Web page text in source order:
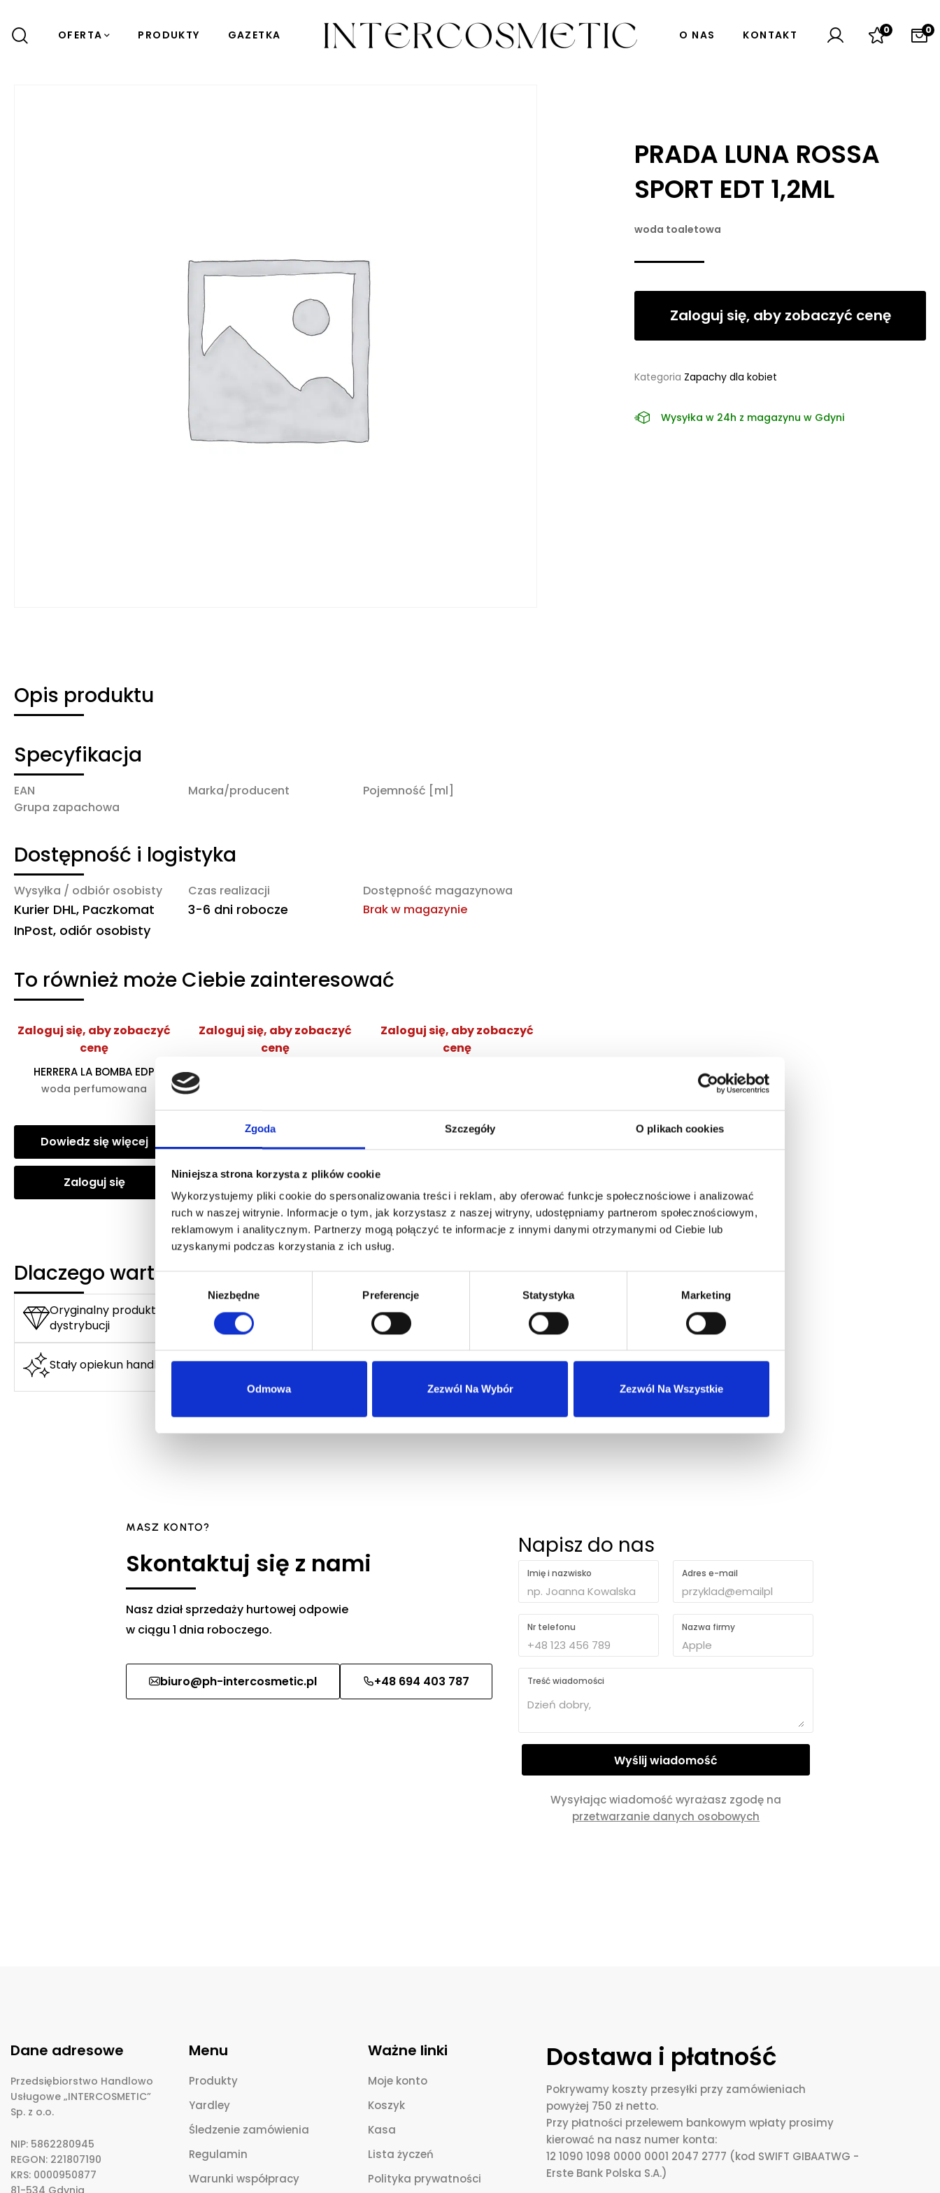
Zgoda Szczegóły O plikach cookies
Niniejsza strona korzysta z plików cookie
Wykorzystujemy pliki cookie do spersonalizowania treści i reklam, aby oferować funkcje społecznościowe i analizować
ruch w naszej witrynie. Informacje o tym, jak korzystasz z naszej witryny, udostępniamy partnerom społecznościowym,
reklamowym i analitycznym. Partnerzy mogą połączyć te informacje z innymi danymi otrzymanymi od Ciebie lub
uzyskanymi podczas korzystania z ich usług.
zgody
Niezbędne Preferencje Statystyka Marketing
Odmowa Zezwól Na Wybór Zezwól Na Wszystkie
OFERTA PRODUKTY GAZETKA O NAS KONTAKT 0 0
Opis produktu
Specyfikacja
EAN Marka/producent
Pojemność [ml]
Grupa zapachowa
Dostępność i logistyka
Wysyłka / odbiór osobisty
Kurier DHL, Paczkomat
InPost, odiór osobisty
Czas realizacji
3-6 dni robocze
Dostępność magazynowa
Brak w magazynie
To również może Ciebie zainteresować
Zaloguj się, aby zobaczyć
cenę
HERRERA LA BOMBA EDP
woda perfumowana
Dowiedz się więcej
Zaloguj się
Zaloguj się, aby zobaczyć
cenę
Zaloguj się
Zaloguj się, aby zobaczyć
cenę
Zaloguj się
Dlaczego warto?
Oryginalny produkt z autoryzowanej
dystrybucji
Wysyłka 24h z magazynu w Polsce
Stały opiekun handlowy Szybka obsługa zwrotów i reklamacji
PRADA LUNA ROSSA
SPORT EDT 1,2ML
woda toaletowa
Zaloguj się, aby zobaczyć cenę
Kategoria Zapachy dla kobiet
Wysyłka w 24h z magazynu w Gdyni
MASZ KONTO?
Skontaktuj się z nami
Nasz dział sprzedaży hurtowej odpowie
w ciągu 1 dnia roboczego.
biuro@ph-intercosmetic.pl +48 694 403 787
Napisz do nas
Imię i nazwisko Adres e-mail
Nr telefonu Nazwa firmy
Treść wiadomości
Wysyłając wiadomość wyrażasz zgodę na
przetwarzanie danych osobowych
Dane adresowe
Przedsiębiorstwo Handlowo
Usługowe „INTERCOSMETIC”
Sp. z o.o.
NIP: 5862280945
REGON: 221807190
KRS: 0000950877
81-534 Gdynia
Menu
Produkty
Yardley
Śledzenie zamówienia
Regulamin
Warunki współpracy
Ważne linki
Moje konto
Koszyk
Kasa
Lista życzeń
Polityka prywatności
Dostawa i płatność
Pokrywamy koszty przesyłki przy zamówieniach
powyżej 750 zł netto.
Przy płatności przelewem bankowym wpłaty prosimy
kierować na nasz numer konta:
12 1090 1098 0000 0001 2047 2777 (kod SWIFT GIBAATWG -
Erste Bank Polska S.A.)